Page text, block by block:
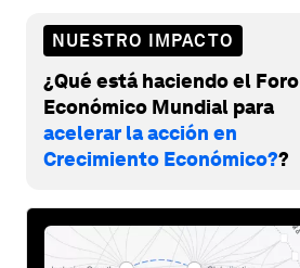
NUESTRO IMPACTO
¿Qué está haciendo el Foro
Económico Mundial para
acelerar la acción en
Crecimiento Económico??